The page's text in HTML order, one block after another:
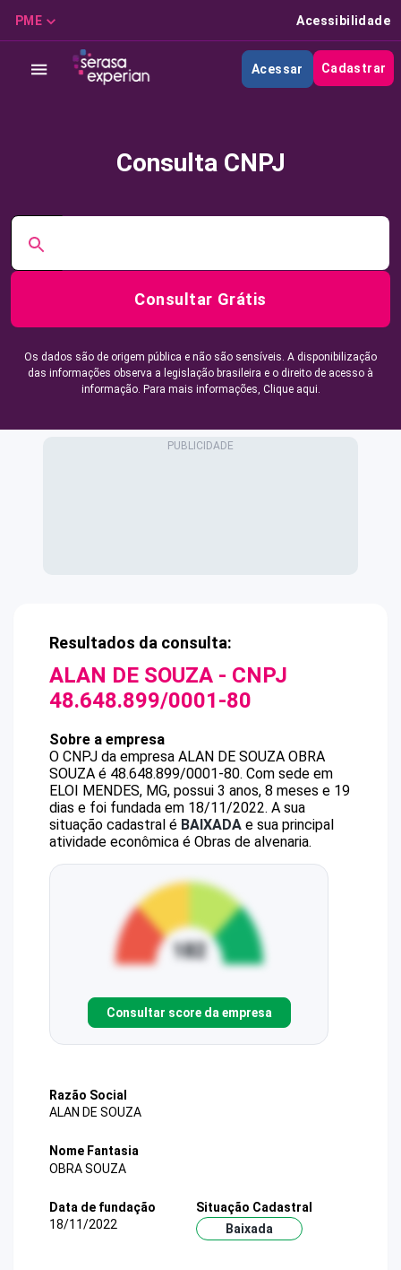
PME Acessibilidade
Acessar Cadastrar
Consulta CNPJ
Consultar Grátis
Os dados são de origem pública e não são sensíveis. A disponibilização
das informações observa a legislação brasileira e o direito de acesso à
informação. Para mais informações, Clique aqui.
Resultados da consulta:
ALAN DE SOUZA - CNPJ
48.648.899/0001-80
Sobre a empresa
O CNPJ da empresa ALAN DE SOUZA OBRA
SOUZA é 48.648.899/0001-80. Com sede em
ELOI MENDES, MG, possui 3 anos, 8 meses e 19
dias e foi fundada em 18/11/2022. A sua
situação cadastral é BAIXADA e sua principal
atividade econômica é Obras de alvenaria.
Consultar score da empresa
Razão Social
ALAN DE SOUZA
Nome Fantasia
OBRA SOUZA
Data de fundação
18/11/2022
Situação Cadastral
Baixada